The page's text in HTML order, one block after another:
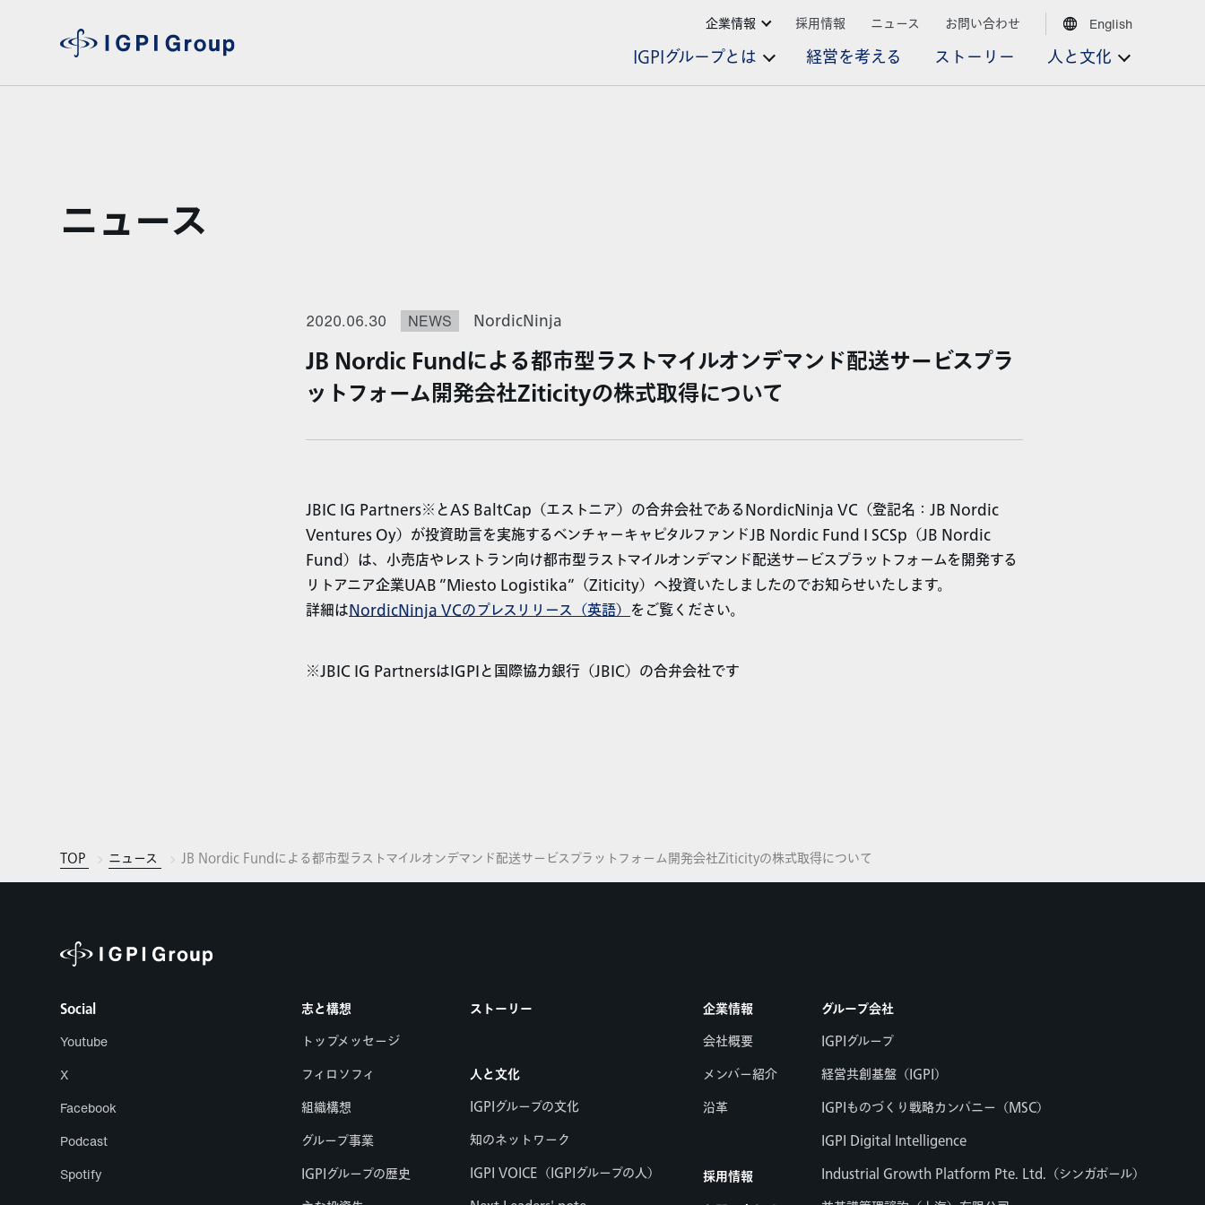
IGPIグループとは 経営を考える ストーリー 人と文化
企業情報 採用情報 ニュース お問い合わせ English
ニュース
2020.06.30 NEWS NordicNinja
JB Nordic Fundによる都市型ラストマイルオンデマンド配送サービスプラ
ットフォーム開発会社Ziticityの株式取得について
JBIC IG Partners※とAS BaltCap（エストニア）の合弁会社であるNordicNinja VC（登記名：JB Nordic
Ventures Oy）が投資助言を実施するベンチャーキャピタルファンドJB Nordic Fund I SCSp（JB Nordic
Fund）は、小売店やレストラン向け都市型ラストマイルオンデマンド配送サービスプラットフォームを開発する
リトアニア企業UAB ”Miesto Logistika”（Ziticity）へ投資いたしましたのでお知らせいたします。
詳細はNordicNinja VCのプレスリリース（英語）をご覧ください。
※JBIC IG PartnersはIGPIと国際協力銀行（JBIC）の合弁会社です
TOP ニュース JB Nordic Fundによる都市型ラストマイルオンデマンド配送サービスプラットフォーム開発会社Ziticityの株式取得について
Social
Youtube
X
Facebook
Podcast
Spotify
志と構想
トップメッセージ
フィロソフィ
組織構想
グループ事業
IGPIグループの歴史
ストーリー
人と文化
IGPIグループの文化
知のネットワーク
IGPI VOICE（IGPIグループの人）
企業情報
会社概要
メンバー紹介
沿革
採用情報
グループ会社
IGPIグループ
経営共創基盤（IGPI）
IGPIものづくり戦略カンパニー（MSC）
IGPI Digital Intelligence
Industrial Growth Platform Pte. Ltd.（シンガポール）